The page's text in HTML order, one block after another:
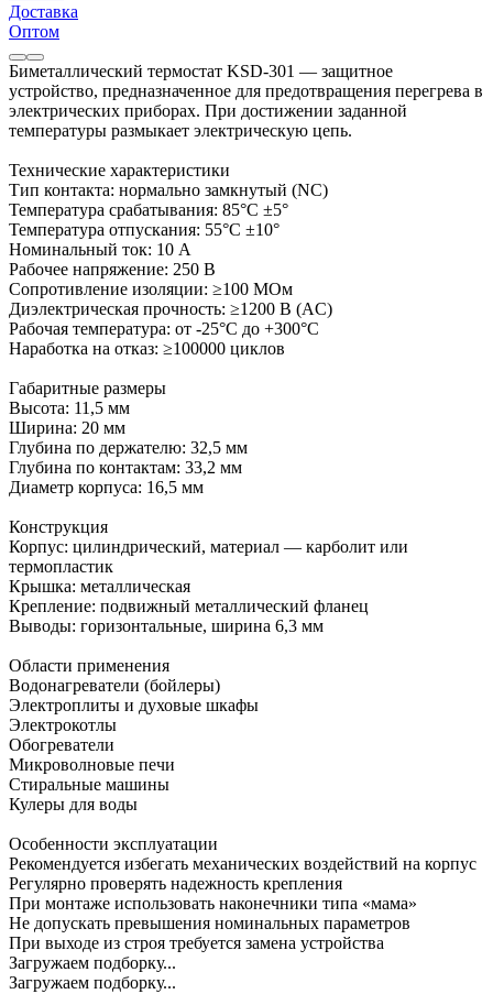
Доставка
Оптом
Биметаллический термостат KSD-301 — защитное
устройство, предназначенное для предотвращения перегрева в
электрических приборах. При достижении заданной
температуры размыкает электрическую цепь.
Технические характеристики
Тип контакта: нормально замкнутый (NC)
Температура срабатывания: 85°C ±5°
Температура отпускания: 55°C ±10°
Номинальный ток: 10 А
Рабочее напряжение: 250 В
Сопротивление изоляции: ≥100 МОм
Диэлектрическая прочность: ≥1200 В (AC)
Рабочая температура: от -25°C до +300°C
Наработка на отказ: ≥100000 циклов
Габаритные размеры
Высота: 11,5 мм
Ширина: 20 мм
Глубина по держателю: 32,5 мм
Глубина по контактам: 33,2 мм
Диаметр корпуса: 16,5 мм
Конструкция
Корпус: цилиндрический, материал — карболит или
термопластик
Крышка: металлическая
Крепление: подвижный металлический фланец
Выводы: горизонтальные, ширина 6,3 мм
Области применения
Водонагреватели (бойлеры)
Электроплиты и духовые шкафы
Электрокотлы
Обогреватели
Микроволновые печи
Стиральные машины
Кулеры для воды
Особенности эксплуатации
Рекомендуется избегать механических воздействий на корпус
Регулярно проверять надежность крепления
При монтаже использовать наконечники типа «мама»
Не допускать превышения номинальных параметров
При выходе из строя требуется замена устройства
Загружаем подборку...
Загружаем подборку...